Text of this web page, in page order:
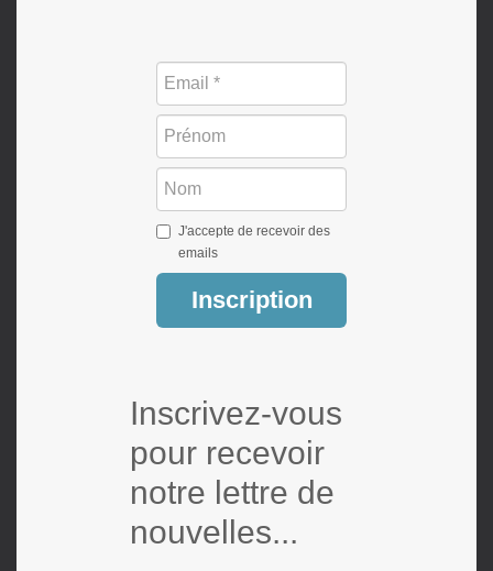
J'accepte de recevoir des
emails
Inscription
Inscrivez-vous
pour recevoir
notre lettre de
nouvelles...